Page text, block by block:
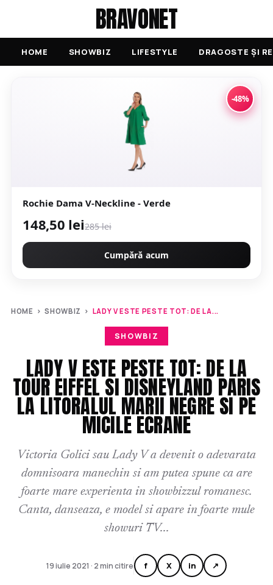
BRAVONET
HOME SHOWBIZ LIFESTYLE DRAGOSTE ȘI
-48%
Rochie Dama V-Neckline - Verde
148,50 lei285 lei
Cumpără acum
HOME ›SHOWBIZ › LADY V ESTE PESTE TOT: DE LA...
SHOWBIZ
LADY V ESTE PESTE TOT: DE LA
TOUR EIFFEL SI DISNEYLAND PARIS
LA LITORALUL MARII NEGRE SI PE
MICILE ECRANE
Victoria Golici sau Lady V a devenit o adevarata
domnisoara manechin si am putea spune ca are
foarte mare experienta in showbizzul romanesc.
Canta, danseaza, e model si apare in foarte mule
showuri TV...
19 iulie 2021 · 2 min citire f X in ↗